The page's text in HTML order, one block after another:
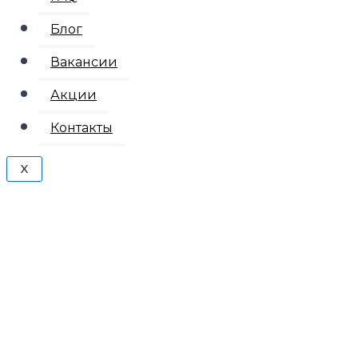
Блог
Вакансии
Акции
Контакты
X